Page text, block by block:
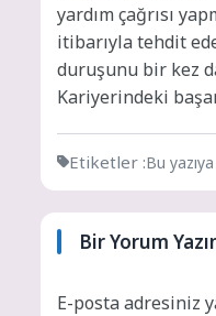
yardım çağrısı
itibarıyla tehdit
duruşunu bir kez
Kariyerindeki
Etiketler :Bu
Bir Yorum
E-posta adresiniz